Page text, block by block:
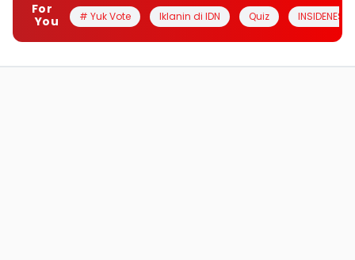
For
You
# Yuk Vote Iklanin di IDN Quiz INSIDENESIA